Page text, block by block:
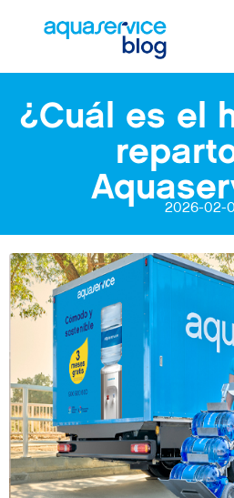
¿Cuál es el
2026-02-